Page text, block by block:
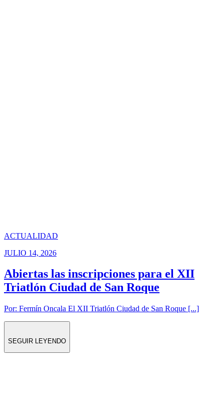
ACTUALIDAD
JULIO 14, 2026
Abiertas las inscripciones para el XII
Triatlón Ciudad de San Roque
Por: Fermín Oncala El XII Triatlón Ciudad de San Roque [...]
SEGUIR LEYENDO